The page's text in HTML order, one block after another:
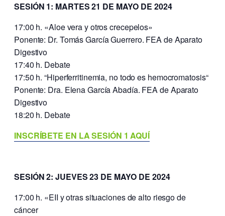
SESIÓN 1: MARTES 21 DE MAYO DE 2024
17:00 h. «Aloe vera y otros crecepelos»
Ponente: Dr. Tomás García Guerrero. FEA de Aparato
Digestivo
17:40 h. Debate
17:50 h. “Hiperferritinemia, no todo es hemocromatosis“
Ponente: Dra. Elena García Abadía. FEA de Aparato
Digestivo
18:20 h. Debate
INSCRÍBETE EN LA SESIÓN 1 AQUÍ
SESIÓN 2: JUEVES 23 DE MAYO DE 2024
17:00 h. «EII y otras situaciones de alto riesgo de
cáncer